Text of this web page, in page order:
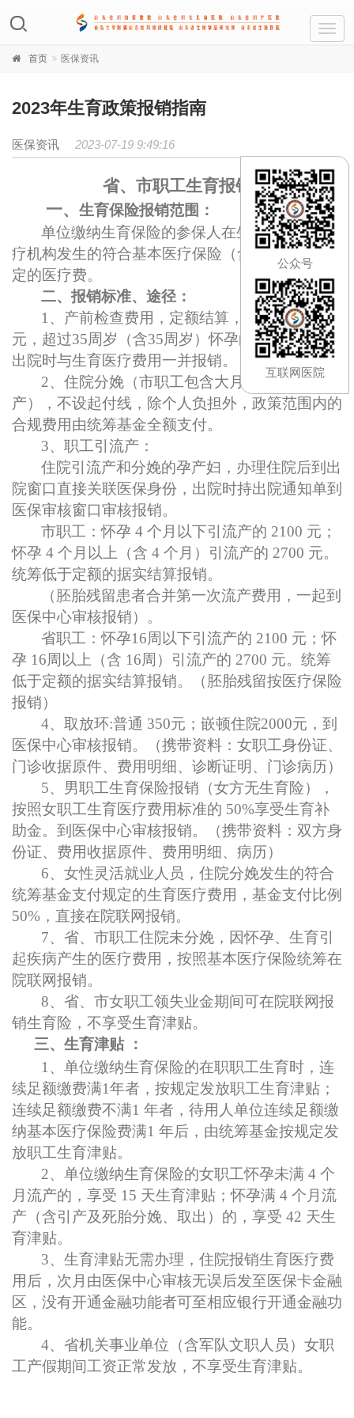
首页 医保资讯
2023年生育政策报销指南
医保资讯 2023-07-19 9:49:16
省、市职工生育报销
一、 生育保险报销范围：
单位缴纳生育保险的参保人在生育保险定点医
疗机构发生的符合基本医疗保险（含生育保险）规
定的医疗费。
二、报销标准、途径 ：
1、产前检查费用，定额结算，标准为1200
元，超过35周岁（含35周岁）怀孕的增加600元，
出院时与生育医疗费用一并报销。
2、住院分娩（市职工包含大月份死胎剖宫
产），不设起付线 ， 除个人负担外 ， 政策范围内的
合规费用由统筹基金全额支付。
3、职工引流产：
住院引流产和分娩的孕产妇，办理住院后到出
院窗口直接关联医保身份，出院时持出院通知单到
医保审核窗口审核报销。
市职工 ：怀孕 4 个月以下引流产的 2100 元；
怀孕 4 个月以上（含 4 个月）引流产的 2700 元。
统筹低于定额的据实结算报销。
（胚胎残留患者合并第一次流产费用，一起到
医保中心审核报销）。
省职工：怀孕16周以下引流产的 2100 元；怀
孕 16周以上（含 16周）引流产的 2700 元。统筹
低于定额的据实结算报销。（胚胎残留按医疗保险
报销）
4、取放环:普通 350元 ；嵌顿住院2000元，到
医保中心审核报销。（携带资料：女职工身份证、
门诊收据原件、费用明细、诊断证明、门诊病历）
5、男职工生育保险报销（女方无生育险），
按照女职工生育医疗费用标准的 50%享受生育补
助金。到医保中心审核报销。（携带资料：双方身
份证、费用收据原件、费用明细、病历）
6、女性灵活就业人员，住院分娩发生的符合
统筹基金支付规定的生育医疗费用，基金支付比例
50%，直接在院联网报销。
7、省、市职工住院未分娩，因怀孕、生育引
起疾病产生的医疗费用，按照基本医疗保险统筹在
院联网报销。
8、省、市女职工领失业金期间可在院联网报
销生育险， 不享受生育津贴。
三、 生育津贴
：
1、单位缴纳生育保险的在职职工生育时，连
续足额缴费满1年者，按规定发放职工生育津贴；
连续足额缴费不满1 年者，待用人单位连续足额缴
纳基本医疗保险费满1 年后，由统筹基金按规定发
放职工生育津贴。
2、单位缴纳生育保险的女职工怀孕未满 4 个
月流产的，享受 15 天生育津贴；怀孕满 4 个月流
产（含引产及死胎分娩、取出）的，享受 42 天生
育津贴。
3、生育津贴无需办理，住院报销生育医疗费
用后，次月由医保中心审核无误后发至医保卡金融
区，没有开通金融功能者可至相应银行开通金融功
能。
4、 省机关事业单位 （含军队文职人员）女职
工产假期间工资正常发放，不享受生育津贴。
公众号
互联网医院